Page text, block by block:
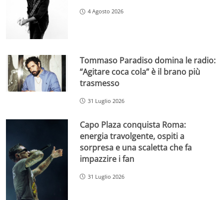
4 Agosto 2026
Tommaso Paradiso domina le radio:
“Agitare coca cola” è il brano più
trasmesso
31 Luglio 2026
Capo Plaza conquista Roma:
energia travolgente, ospiti a
sorpresa e una scaletta che fa
impazzire i fan
31 Luglio 2026